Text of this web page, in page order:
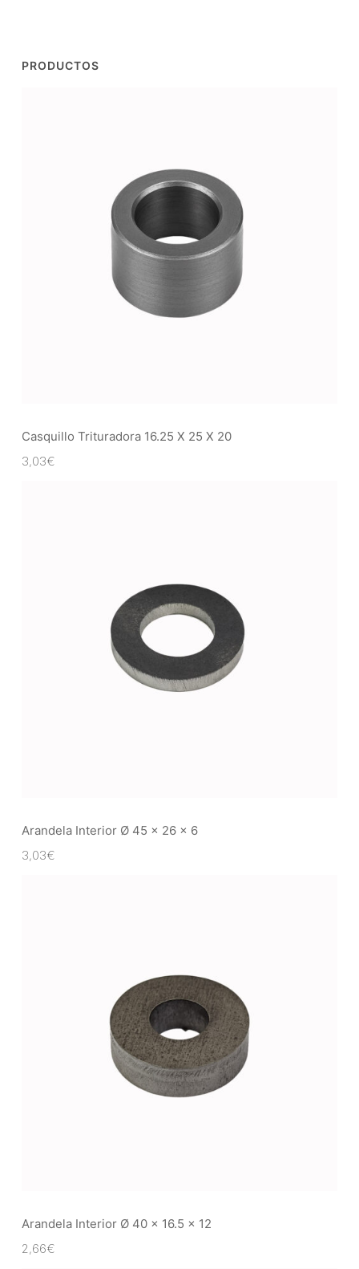
PRODUCTOS
Casquillo Trituradora 16.25 X 25 X 20
3,03€
Arandela Interior Ø 45 x 26 x 6
3,03€
Arandela Interior Ø 40 x 16.5 x 12
2,66€